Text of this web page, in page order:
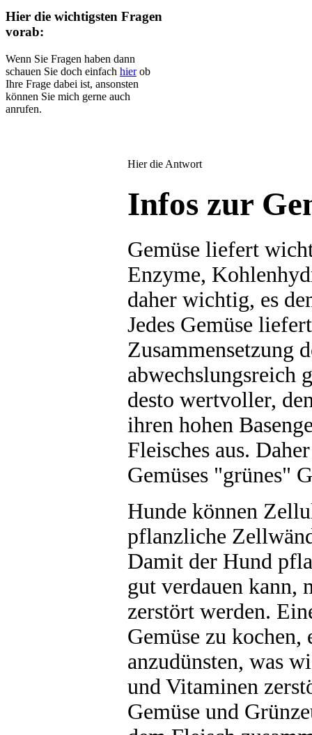
Hier die wichtigsten Fragen
vorab:
Wenn Sie Fragen haben dann
schauen Sie doch einfach hierob
Ihre Frage dabei ist, ansonsten
können Sie mich gerne auch
anrufen.
Hier die Antwort
Infos zur
Gemüse liefert
Enzyme,
daher wichtig, es
Jedes Gemüse
Zusammensetzung
abwechslungsreich
desto wertvoller,
ihren hohen
Fleisches aus.
Gemüses "grünes"
Hunde können
pflanzliche
Damit der Hund
gut verdauen kann,
zerstört werden.
Gemüse zu
anzudünsten, was
und Vitaminen
Gemüse und